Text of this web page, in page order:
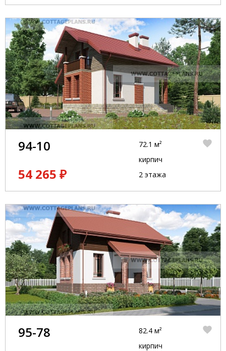
94-10
54 265 ₽
72.1 м²
кирпич
2 этажа
95-78
82.4 м²
кирпич